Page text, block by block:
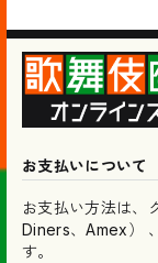
お支払いについて
お支払い方法は、
Diners、Amex）
す。